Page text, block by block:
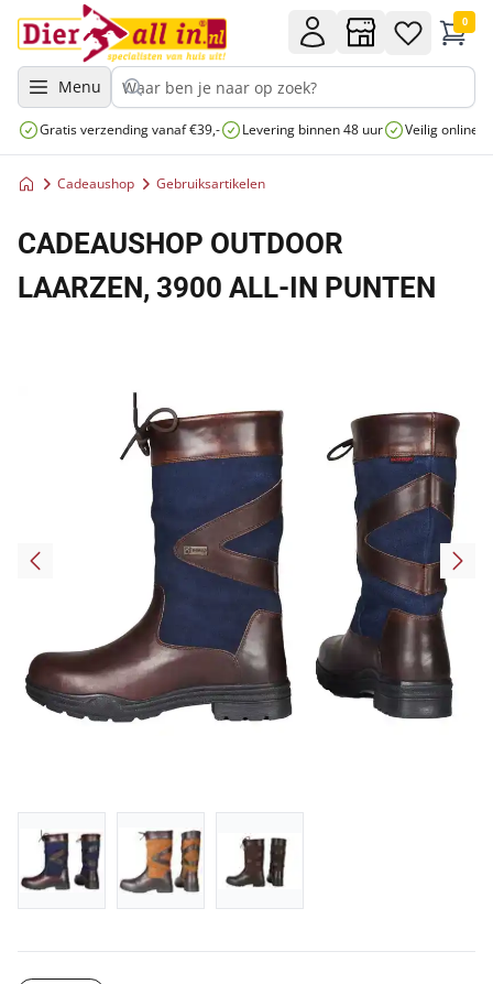
Menu
0
Gratis verzending vanaf €39,- Levering binnen 48 uur Veilig online
Cadeaushop Gebruiksartikelen
CADEAUSHOP OUTDOOR
LAARZEN, 3900 ALL-IN PUNTEN